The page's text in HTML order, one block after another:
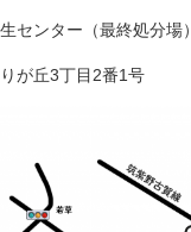
センター（最終処分場）
が丘3丁目2番1号